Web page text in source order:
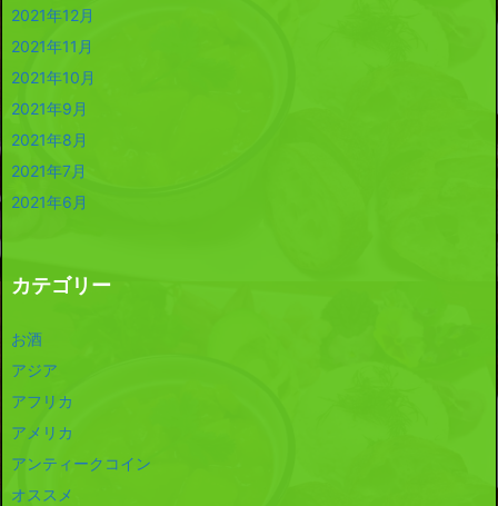
2021年12月
2021年11月
2021年10月
2021年9月
2021年8月
2021年7月
2021年6月
カテゴリー
お酒
アジア
アフリカ
アメリカ
アンティークコイン
オススメ